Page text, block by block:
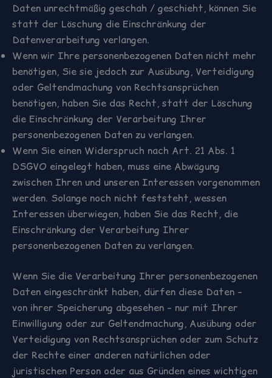
Daten unrechtmäßig geschah / geschieht, können Sie
statt der Löschung die Einschränkung der
Datenverarbeitung verlangen.
Wenn wir Ihre personenbezogenen Daten nicht mehr
benötigen, Sie sie jedoch zur Ausübung, Verteidigung
oder Geltendmachung von Rechtsansprüchen
benötigen, haben Sie das Recht, statt der Löschung
die Einschränkung der Verarbeitung Ihrer
personenbezogenen Daten zu verlangen.
Wenn Sie einen Widerspruch nach Art. 21 Abs. 1
DSGVO eingelegt haben, muss eine Abwägung
zwischen Ihren und unseren Interessen vorgenommen
werden. Solange noch nicht feststeht, wessen
Interessen überwiegen, haben Sie das Recht, die
Einschränkung der Verarbeitung Ihrer
personenbezogenen Daten zu verlangen.
Wenn Sie die Verarbeitung Ihrer personenbezogenen
Daten eingeschränkt haben, dürfen diese Daten –
von ihrer Speicherung abgesehen – nur mit Ihrer
Einwilligung oder zur Geltendmachung, Ausübung oder
Verteidigung von Rechtsansprüchen oder zum Schutz
der Rechte einer anderen natürlichen oder
juristischen Person oder aus Gründen eines wichtigen